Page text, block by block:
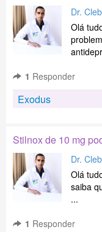
Dr.
Olá
1 Responder
Exodus
Stilnox de 10 mg
Dr.
Olá
saiba
...
1 Responder